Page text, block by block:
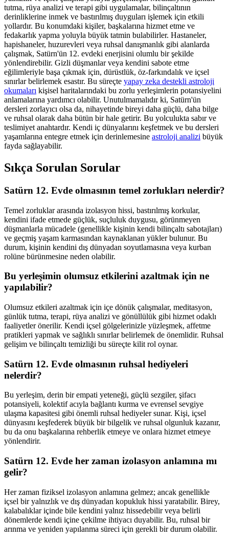
tutma, rüya analizi ve terapi gibi uygulamalar, bilinçaltının
derinliklerine inmek ve bastırılmış duyguları işlemek için etkili
yollardır. Bu konumdaki kişiler, başkalarına hizmet etme ve
fedakarlık yapma yoluyla büyük tatmin bulabilirler. Hastaneler,
hapishaneler, huzurevleri veya ruhsal danışmanlık gibi alanlarda
çalışmak, Satürn'ün 12. evdeki enerjisini olumlu bir şekilde
yönlendirebilir. Gizli düşmanlar veya kendini sabote etme
eğilimleriyle başa çıkmak için, dürüstlük, öz-farkındalık ve içsel
sınırlar belirlemek esastır. Bu süreçte yapay zeka destekli astroloji
okumaları kişisel haritalarındaki bu zorlu yerleşimlerin potansiyelini
anlamalarına yardımcı olabilir. Unutulmamalıdır ki, Satürn'ün
dersleri zorlayıcı olsa da, nihayetinde bireyi daha güçlü, daha bilge
ve ruhsal olarak daha bütün bir hale getirir. Bu yolculukta sabır ve
teslimiyet anahtardır. Kendi iç dünyalarını keşfetmek ve bu dersleri
yaşamlarına entegre etmek için derinlemesine astroloji analizi büyük
fayda sağlayabilir.
Sıkça Sorulan Sorular
Satürn 12. Evde olmasının temel zorlukları nelerdir?
Temel zorluklar arasında izolasyon hissi, bastırılmış korkular,
kendini ifade etmede güçlük, suçluluk duygusu, görünmeyen
düşmanlarla mücadele (genellikle kişinin kendi bilinçaltı sabotajları)
ve geçmiş yaşam karmasından kaynaklanan yükler bulunur. Bu
durum, kişinin kendini dış dünyadan soyutlamasına veya kurban
rolüne bürünmesine neden olabilir.
Bu yerleşimin olumsuz etkilerini azaltmak için ne
yapılabilir?
Olumsuz etkileri azaltmak için içe dönük çalışmalar, meditasyon,
günlük tutma, terapi, rüya analizi ve gönüllülük gibi hizmet odaklı
faaliyetler önerilir. Kendi içsel gölgelerinizle yüzleşmek, affetme
pratikleri yapmak ve sağlıklı sınırlar belirlemek de önemlidir. Ruhsal
gelişim ve bilinçaltı temizliği bu süreçte kilit rol oynar.
Satürn 12. Evde olmasının ruhsal hediyeleri
nelerdir?
Bu yerleşim, derin bir empati yeteneği, güçlü sezgiler, şifacı
potansiyeli, kolektif acıyla bağlantı kurma ve evrensel sevgiye
ulaşma kapasitesi gibi önemli ruhsal hediyeler sunar. Kişi, içsel
dünyasını keşfederek büyük bir bilgelik ve ruhsal olgunluk kazanır,
bu da onu başkalarına rehberlik etmeye ve onlara hizmet etmeye
yönlendirir.
Satürn 12. Evde her zaman izolasyon anlamına mı
gelir?
Her zaman fiziksel izolasyon anlamına gelmez; ancak genellikle
içsel bir yalnızlık ve dış dünyadan kopukluk hissi yaratabilir. Birey,
kalabalıklar içinde bile kendini yalnız hissedebilir veya belirli
dönemlerde kendi içine çekilme ihtiyacı duyabilir. Bu, ruhsal bir
arınma ve yeniden yapılanma süreci için gerekli bir durum olabilir.